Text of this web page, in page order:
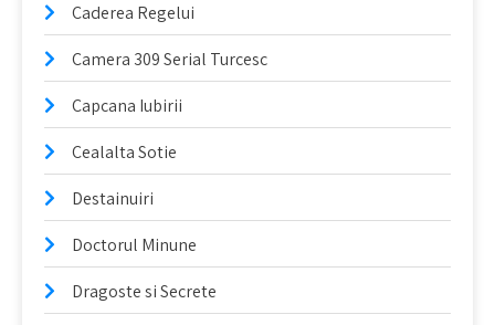
Caderea Regelui
Camera 309 Serial Turcesc
Capcana Iubirii
Cealalta Sotie
Destainuiri
Doctorul Minune
Dragoste si Secrete